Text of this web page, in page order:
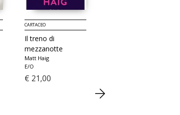
CARTACEO
Il treno di
mezzanotte
Matt Haig
E/O
€ 21,00